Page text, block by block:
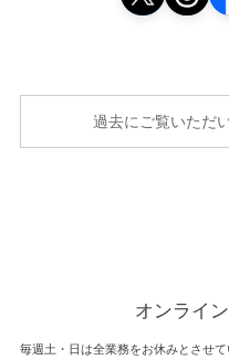
過去にご覧いただ
オンライ
毎週土・日は全業務をお休みとさせ